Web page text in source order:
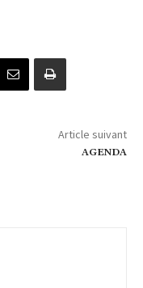
Article suivant
AGENDA